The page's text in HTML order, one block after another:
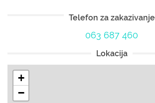
Telefon za zakazivanje
063 687 460
Lokacija
+
−